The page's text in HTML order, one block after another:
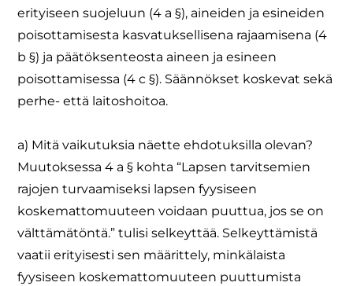
erityiseen suojeluun (4 a §), aineiden ja esineiden
poisottamisesta kasvatuksellisena rajaamisena (4
b §) ja päätöksenteosta aineen ja esineen
poisottamisessa (4 c §). Säännökset koskevat sekä
perhe- että laitoshoitoa.
a) Mitä vaikutuksia näette ehdotuksilla olevan?
Muutoksessa 4 a § kohta “Lapsen tarvitsemien
rajojen turvaamiseksi lapsen fyysiseen
koskemattomuuteen voidaan puuttua, jos se on
välttämätöntä.” tulisi selkeyttää. Selkeyttämistä
vaatii erityisesti sen määrittely, minkälaista
fyysiseen koskemattomuuteen puuttumista